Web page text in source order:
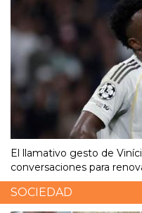
El llamativo gesto de
conversaciones para
SOCIEDAD